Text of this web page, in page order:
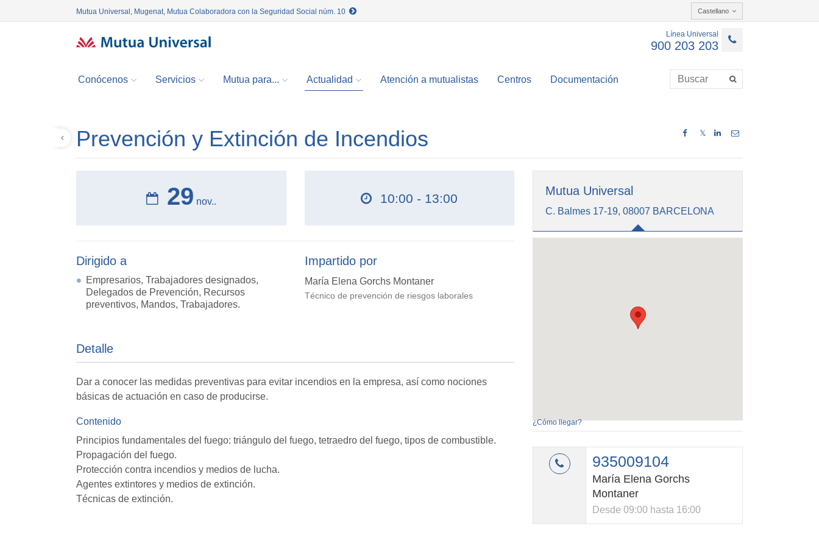
Mutua Universal, Mugenat, Mutua Colaboradora con la Seguridad Social núm. 10 Castellano
Línea Universal
900 203 203
Conócenos Servicios Mutua para... Actualidad Atención a mutualistas Centros Documentación
𝕏
Prevención y Extinción de Incendios
29 nov.. 10:00 - 13:00
Dirigido a
Empresarios, Trabajadores designados,
Delegados de Prevención, Recursos
preventivos, Mandos, Trabajadores.
Impartido por
María Elena Gorchs Montaner
Técnico de prevención de riesgos laborales
Detalle
Dar a conocer las medidas preventivas para evitar incendios en la empresa, así como nociones
básicas de actuación en caso de producirse.
Contenido
Principios fundamentales del fuego: triángulo del fuego, tetraedro del fuego, tipos de combustible.
Propagación del fuego.
Protección contra incendios y medios de lucha.
Agentes extintores y medios de extinción.
Técnicas de extinción.
Mutua Universal
C. Balmes 17-19, 08007 BARCELONA
¿Cómo llegar?
935009104
María Elena Gorchs
Montaner
Desde 09:00 hasta 16:00